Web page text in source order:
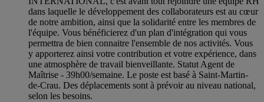
dans laquelle le développement des collaborateurs est au cœur
de notre ambition, ainsi que la solidarité entre les membres de
l'équipe. Vous bénéficierez d'un plan d'intégration qui vous
permettra de bien connaitre l'ensemble de nos activités. Vous
y apporterez ainsi votre contribution et votre expérience, dans
une atmosphère de travail bienveillante. Statut Agent de
Maîtrise - 39h00/semaine. Le poste est basé à Saint-Martin-
de-Crau. Des déplacements sont à prévoir au niveau national,
selon les besoins.